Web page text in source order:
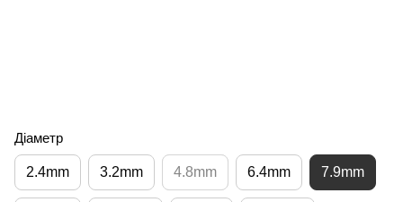
Діаметр
2.4mm 3.2mm 4.8mm 6.4mm 7.9mm